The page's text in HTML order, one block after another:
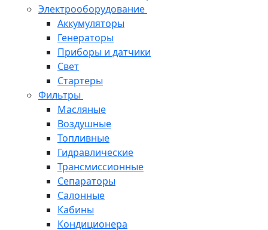
Электрооборудование
Аккумуляторы
Генераторы
Приборы и датчики
Свет
Стартеры
Фильтры
Масляные
Воздушные
Топливные
Гидравлические
Трансмиссионные
Сепараторы
Салонные
Кабины
Кондиционера